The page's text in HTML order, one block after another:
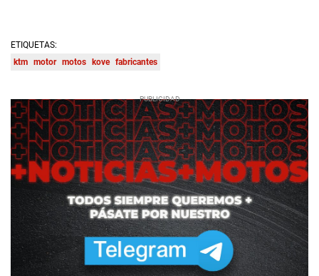
ETIQUETAS:
ktm motor motos kove fabricantes